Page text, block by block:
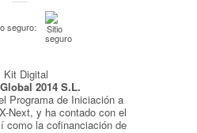
seguro:
2014 S.L.
Programa de Iniciación a
Next, y ha contado con el
como la cofinanciación de